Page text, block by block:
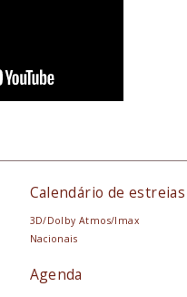
Calendário de estreias
3D/Dolby Atmos/Imax
Nacionais
Agenda